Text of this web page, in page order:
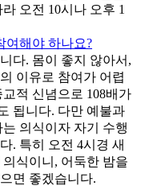
오전 10시나 오후 1
여해야 하나요?
다. 몸이 좋지 않아서,
이유로 참여가 어렵
적 신념으로 108배가
됩니다. 다만 예불과
의식이자 자기 수행
. 특히 오전 4시경 새
식이니, 어둑한 밤을
면 좋겠습니다.